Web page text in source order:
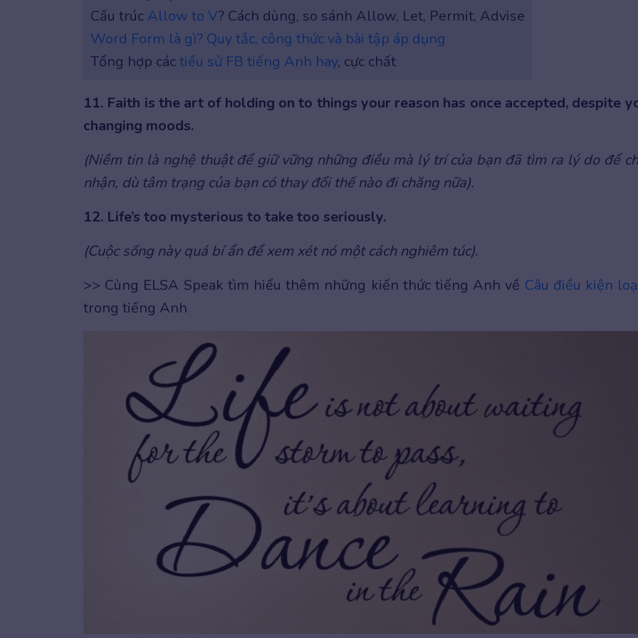
Cấu trúc Allow to V? Cách dùng, so sánh Allow, Let, Permit, Advise
Word Form là gì? Quy tắc, công thức và bài tập áp dụng
Tổng hợp cáctiểu sử FB tiếng Anh hay, cực chất
11. Faith is the art of holding on to things your reason has once accepted, despite
changing moods.
(Niềm tin là nghệ thuật để giữ vững những điều mà lý trí của bạn đã tìm ra lý do để
nhận, dù tâm trạng của bạn có thay đổi thế nào đi chăng nữa).
12. Life’s too mysterious to take too seriously.
(Cuộc sống này quá bí ẩn để xem xét nó một cách nghiêm túc).
>> Cùng ELSA Speak tìm hiểu thêm những kiến thức tiếng Anh về Câu điều kiện
trong tiếng Anh